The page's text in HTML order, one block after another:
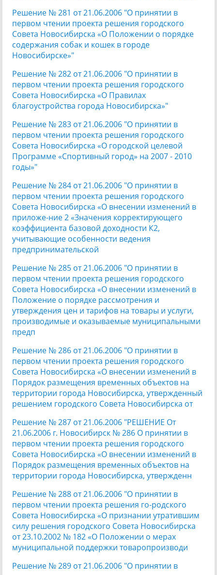
Решение № 281 от 21.06.2006 "О принятии в
первом чтении проекта решения городского
Совета Новосибирска «О Положении о порядке
содержания собак и кошек в городе
Новосибирске»"
Решение № 282 от 21.06.2006 "О принятии в
первом чтении проекта решения городского
Совета Новосибирска «О Правилах
благоустройства города Новосибирска»"
Решение № 283 от 21.06.2006 "О принятии в
первом чтении проекта решения городского
Совета Новосибирска «О городской целевой
Программе «Спортивный город» на 2007 - 2010
годы»"
Решение № 284 от 21.06.2006 "О принятии в
первом чтении проекта решения городского
Совета Новосибирска «О внесении изменений в
приложе-ние 2 «Значения корректирующего
коэффициента базовой доходности К2,
учитывающие особенности ведения
предпринимательской
Решение № 285 от 21.06.2006 "О принятии в
первом чтении проекта решения городского
Совета Новосибирска «О внесении изменений в
Положение о порядке рассмотрения и
утверждения цен и тарифов на товары и услуги,
производимые и оказываемые муниципальными
предп
Решение № 286 от 21.06.2006 "О принятии в
первом чтении проекта решения городского
Совета Новосибирска «О внесении изменений в
Порядок размещения временных объектов на
территории города Новосибирска, утвержденный
решением городского Совета Новосибирска от
Решение № 287 от 21.06.2006 "РЕШЕНИЕ От
21.06.2006 г. Новосибирск № 286 О принятии в
первом чтении проекта решения городского
Совета Новосибирска «О внесении изменений в
Порядок размещения временных объектов на
территории города Новосибирска, утвержденн
Решение № 288 от 21.06.2006 "О принятии в
первом чтении проекта решения го-родского
Совета Новосибирска «О признании утратившим
силу решения городского Совета Новосибирска
от 23.10.2002 № 182 «О Положении о мерах
муниципальной поддержки товаропроизводи
Решение № 289 от 21.06.2006 "О принятии в